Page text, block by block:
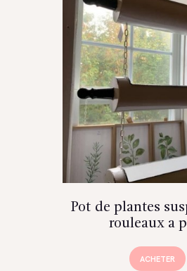
Pot de plantes
rouleaux a
ACHETER